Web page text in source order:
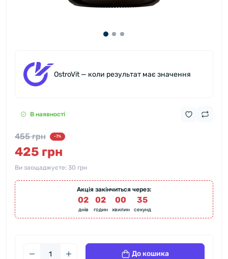
OstroVit — коли результат має значення
В наявності
455 грн -7%
425 грн
Ви заощаджуєте: 30 грн
Акція закінчиться через:
02
днів
02
годин
00
хвилин
34
секунд
До кошика